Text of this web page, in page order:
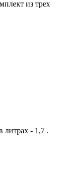
из трех
- 1,7 .